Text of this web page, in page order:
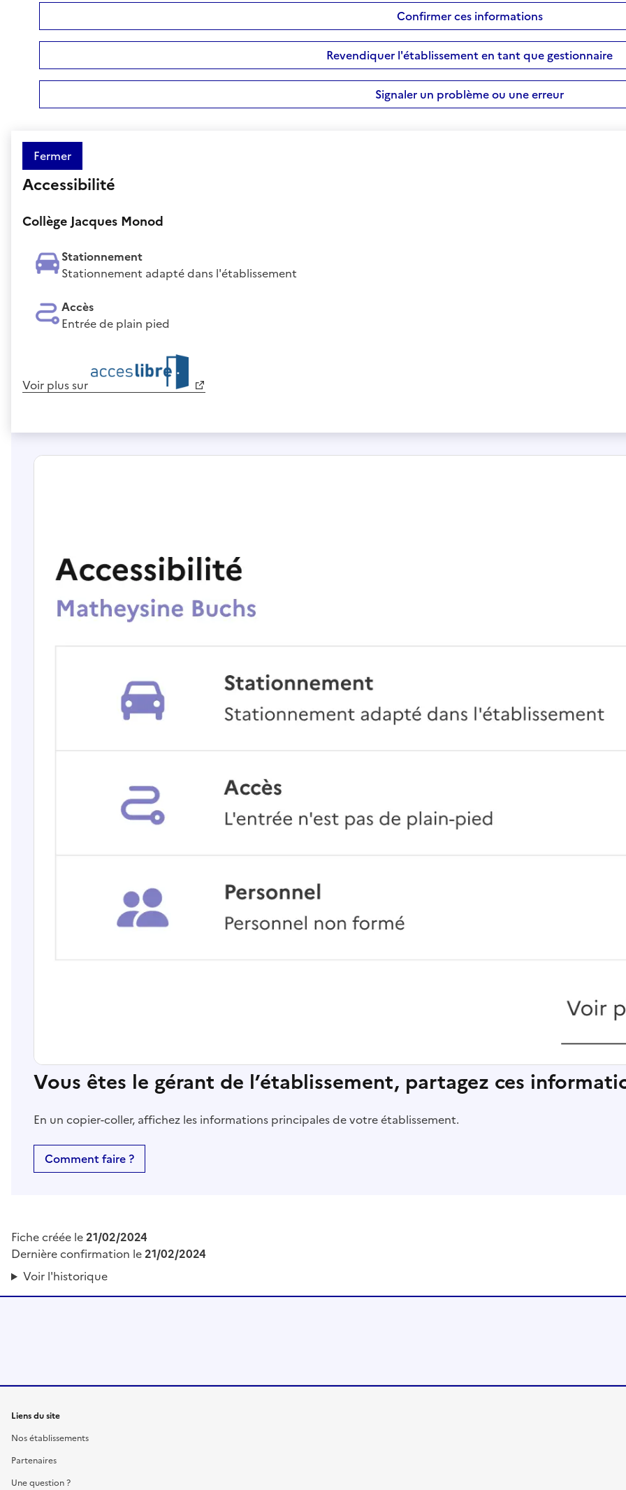
Confirmer ces informations
Revendiquer l'établissement en tant que gestionnaire
Signaler un problème ou une erreur
Fermer
Accessibilité
Collège Jacques Monod
Stationnement
Stationnement adapté dans l'établissement
Accès
Entrée de plain pied
Voir plus sur
Vous êtes le gérant de l’établissement, partagez ces
En un copier-coller, affichez les informations principales de votre établissement.
Comment faire ?
Fiche créée le21/02/2024
Dernière confirmation le21/02/2024
Voir l'historique
Liens du site
Nos établissements
Partenaires
Une question ?